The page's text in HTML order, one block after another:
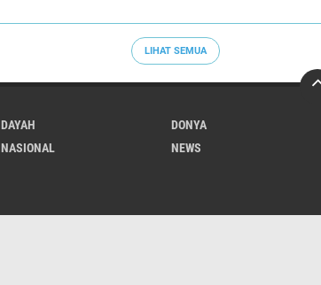
LIHAT SEMUA
DAYAH DONYA
NASIONAL NEWS